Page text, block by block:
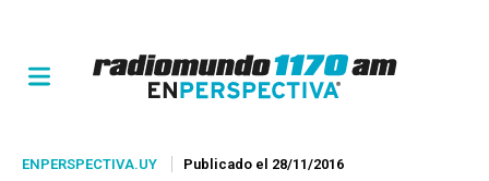
ENPERSPECTIVA.UY Publicado el 28/11/2016